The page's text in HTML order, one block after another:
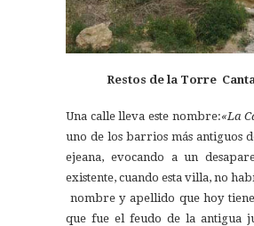
Restos de la Torre
Una calle lleva este nombre:«La
uno de los barrios más antiguos
ejeana, evocando a un
existente, cuando esta villa, no
nombre y apellido que hoy
que fue el feudo de la antigua